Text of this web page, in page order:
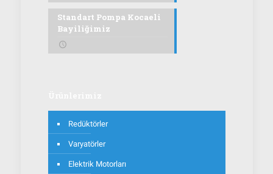
Standart Pompa Kocaeli
Bayiliğimiz
Redüktörler
Varyatörler
Elektrik Motorları